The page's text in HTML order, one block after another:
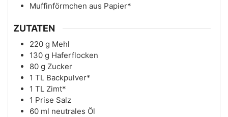
Muffinförmchen aus Papier*
ZUTATEN
220 g Mehl
130 g Haferflocken
80 g Zucker
1 TL Backpulver*
1 TL Zimt*
1 Prise Salz
60 ml neutrales Öl